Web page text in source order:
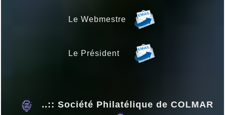
Le Webmestre
Le Président
..:: Société Philatélique de COLMAR